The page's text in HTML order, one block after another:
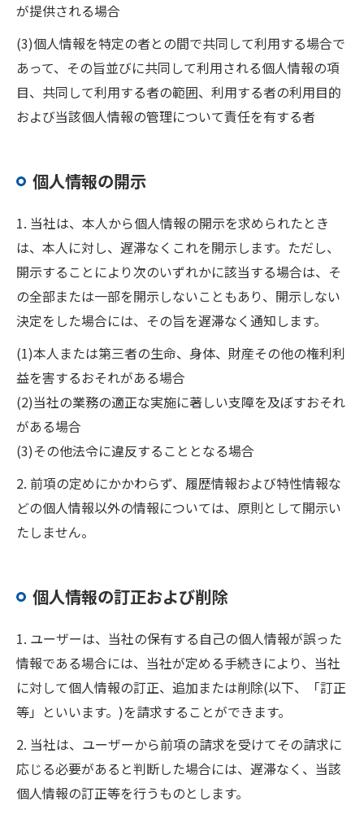
が提供される場合
(3)個人情報を特定の者との間で共同して利用する場合で
あって、その旨並びに共同して利用される個人情報の項
目、共同して利用する者の範囲、利用する者の利用目的
および当該個人情報の管理について責任を有する者
個人情報の開示
1. 当社は、本人から個人情報の開示を求められたとき
は、本人に対し、遅滞なくこれを開示します。ただし、
開示することにより次のいずれかに該当する場合は、そ
の全部または一部を開示しないこともあり、開示しない
決定をした場合には、その旨を遅滞なく通知します。
(1)本人または第三者の生命、身体、財産その他の権利利
益を害するおそれがある場合
(2)当社の業務の適正な実施に著しい支障を及ぼすおそれ
がある場合
(3)その他法令に違反することとなる場合
2. 前項の定めにかかわらず、履歴情報および特性情報な
どの個人情報以外の情報については、原則として開示い
たしません。
個人情報の訂正および削除
1. ユーザーは、当社の保有する自己の個人情報が誤った
情報である場合には、当社が定める手続きにより、当社
に対して個人情報の訂正、追加または削除(以下、「訂正
等」といいます。)を請求することができます。
2. 当社は、ユーザーから前項の請求を受けてその請求に
応じる必要があると判断した場合には、遅滞なく、当該
個人情報の訂正等を行うものとします。
お問い合わせはこちら